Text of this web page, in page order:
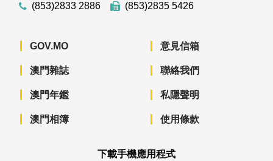
(853)2833 2886
(853)2835 5426
GOV.MO
澳門雜誌
澳門年鑑
澳門相簿
意見信箱
聯絡我們
私隱聲明
使用條款
下載手機應用程式